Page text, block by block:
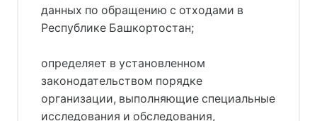
данных по обращению с отходами в
Республике Башкортостан;
определяет в установленном
законодательством порядке
организации, выполняющие специальные
исследования и обследования,